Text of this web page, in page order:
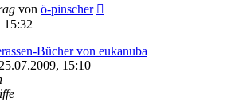
von ö-pinscher
15:32
Bücher von eukanuba
25.07.2009, 15:10